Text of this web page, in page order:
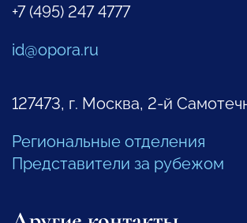
+7 (495) 247 4777
id@opora.ru
127473, г. Москва, 2-й
Региональные отделения
Представители за рубежом